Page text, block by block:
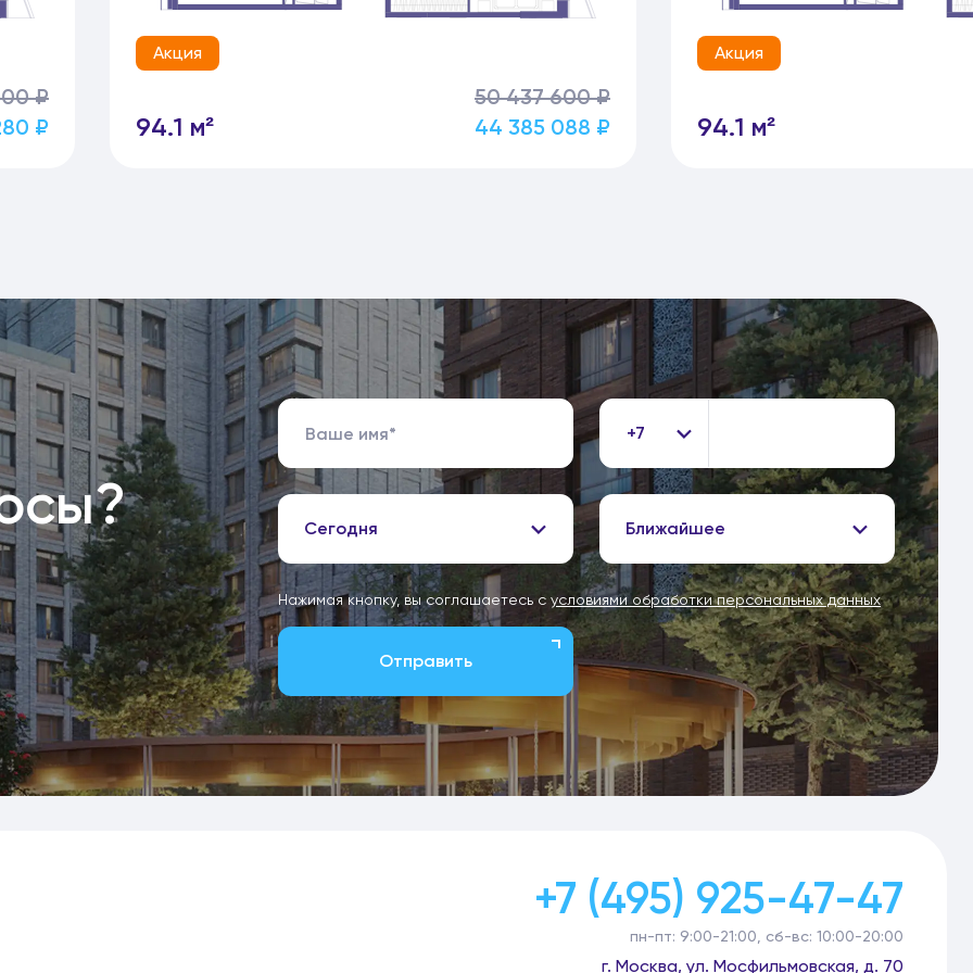
₽
₽
Акция
94.1 м²
50 437 600 ₽
44 385 088 ₽
Акция
94.1 м²
+7
Сегодня Ближайшее
Нажимая кнопку, вы соглашаетесь с условиями обработки персональных данных
Отправить
+7 (495) 925-47-47
пн-пт: 9:00-21:00, сб-вс: 10:00-20:00
г. Москва, ул. Мосфильмовская, д. 70